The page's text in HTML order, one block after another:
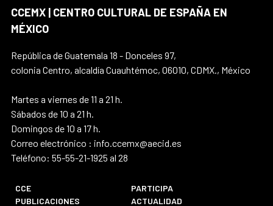
CCEMX | CENTRO CULTURAL DE ESPAÑA EN
MÉXICO
República de Guatemala 18 - Donceles 97,
colonia Centro, alcaldía Cuauhtémoc, 06010, CDMX., México
Martes a viernes de 11 a 21 h.
Sábados de 10 a 21 h.
Domingos de 10 a 17 h.
Correo electrónico : info.ccemx@aecid.es
Teléfono: 55-55-21-1925 al 28
CCE
PARTICIPA
PUBLICACIONES
ACTUALIDAD